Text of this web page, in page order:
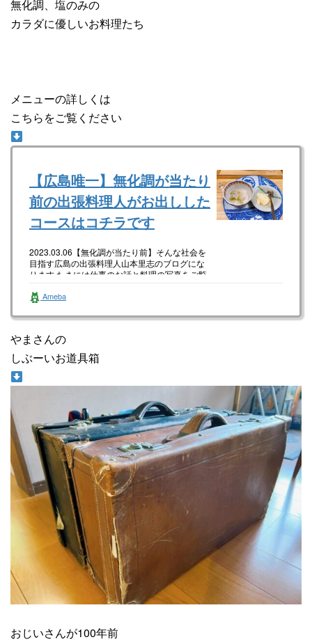
無化調、塩のみの
カラダに優しいお料理たち
メニューの詳しくは
こちらをご覧ください
【広島唯一】無化調が当たり
前の出張料理人がお出しした
コースはコチラです
2023.03.06【無化調が当たり前】そんな社会を
目指す広島の出張料理人山本里志のブログにな
ります たまには仕事のお話と料理の写真をご覧
Ameba
やまさんの
しぶーいお道具箱
おじいさんが100年前